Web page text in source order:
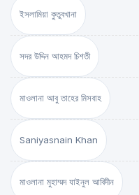
ইসলামিয়া কুতুবখানা
সদর উদ্দিন আহমদ চিশতী
মাওলানা আবু তাহের মিসবাহ
Saniyasnain Khan
মাওলানা মুহাম্মদ যাইনুল আবিদীন